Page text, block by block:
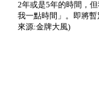
2年或是5年的時間，
我一點時間」。即將
來源:金牌大風)